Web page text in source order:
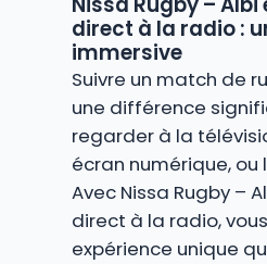
direct à la radio :
immersive
Suivre un match de
une différence
regarder à la
écran numérique, ou
Avec Nissa Rugby –
direct à la radio,
expérience unique